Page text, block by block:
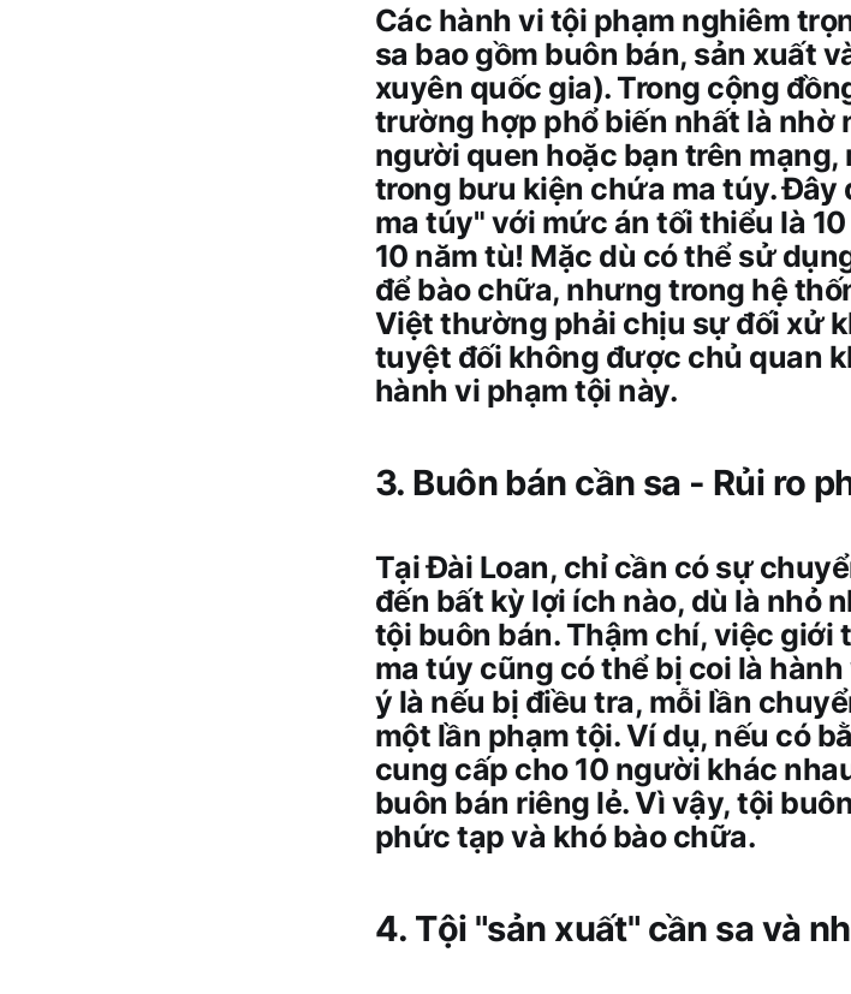
Các hành vi tội phạm nghiêm
sa bao gồm buôn bán, sản xuất
xuyên quốc gia). Trong cộng
trường hợp phổ biến nhất là nhờ
người quen hoặc bạn trên
trong bưu kiện chứa ma túy.
ma túy" với mức án tối thiểu là
10 năm tù! Mặc dù có thể sử
để bào chữa, nhưng trong hệ
Việt thường phải chịu sự đối xử
tuyệt đối không được chủ quan
hành vi phạm tội này.
3. Buôn bán cần sa - Rủi ro
Tại Đài Loan, chỉ cần có sự
đến bất kỳ lợi ích nào, dù là nhỏ
tội buôn bán. Thậm chí, việc giới
ma túy cũng có thể bị coi là
ý là nếu bị điều tra, mỗi lần
một lần phạm tội. Ví dụ, nếu có
cung cấp cho 10 người khác
buôn bán riêng lẻ. Vì vậy, tội
phức tạp và khó bào chữa.
4. Tội "sản xuất" cần sa và